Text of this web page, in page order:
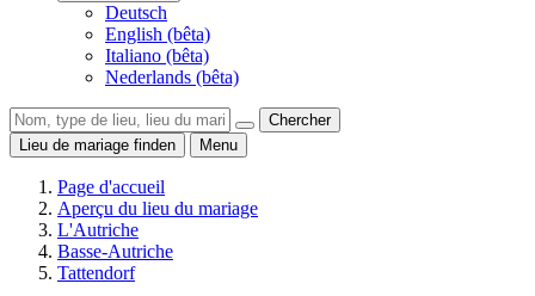
Deutsch
English (bêta)
Italiano (bêta)
Nederlands (bêta)
Chercher
Lieu de mariage finden
Menu
Page d'accueil
Aperçu du lieu du mariage
L'Autriche
Basse-Autriche
Tattendorf